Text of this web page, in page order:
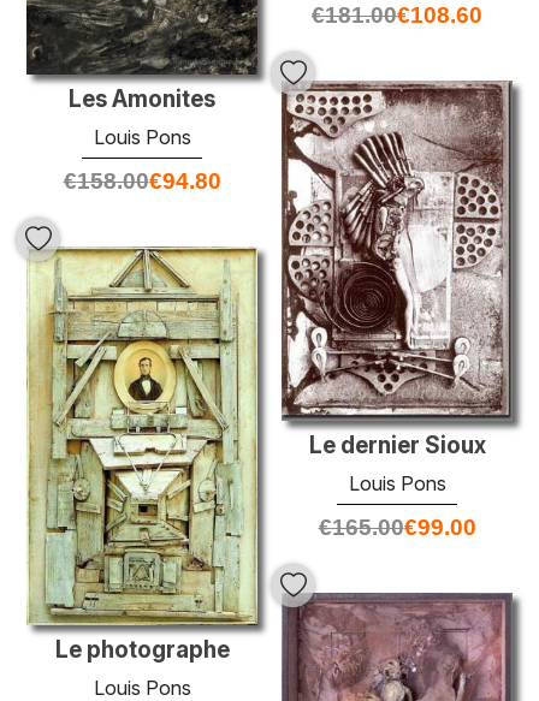
€181.00€108.60
Les Amonites
Louis Pons
€158.00€94.80
Le dernier Sioux
Louis Pons
€165.00€99.00
Le photographe
Louis Pons